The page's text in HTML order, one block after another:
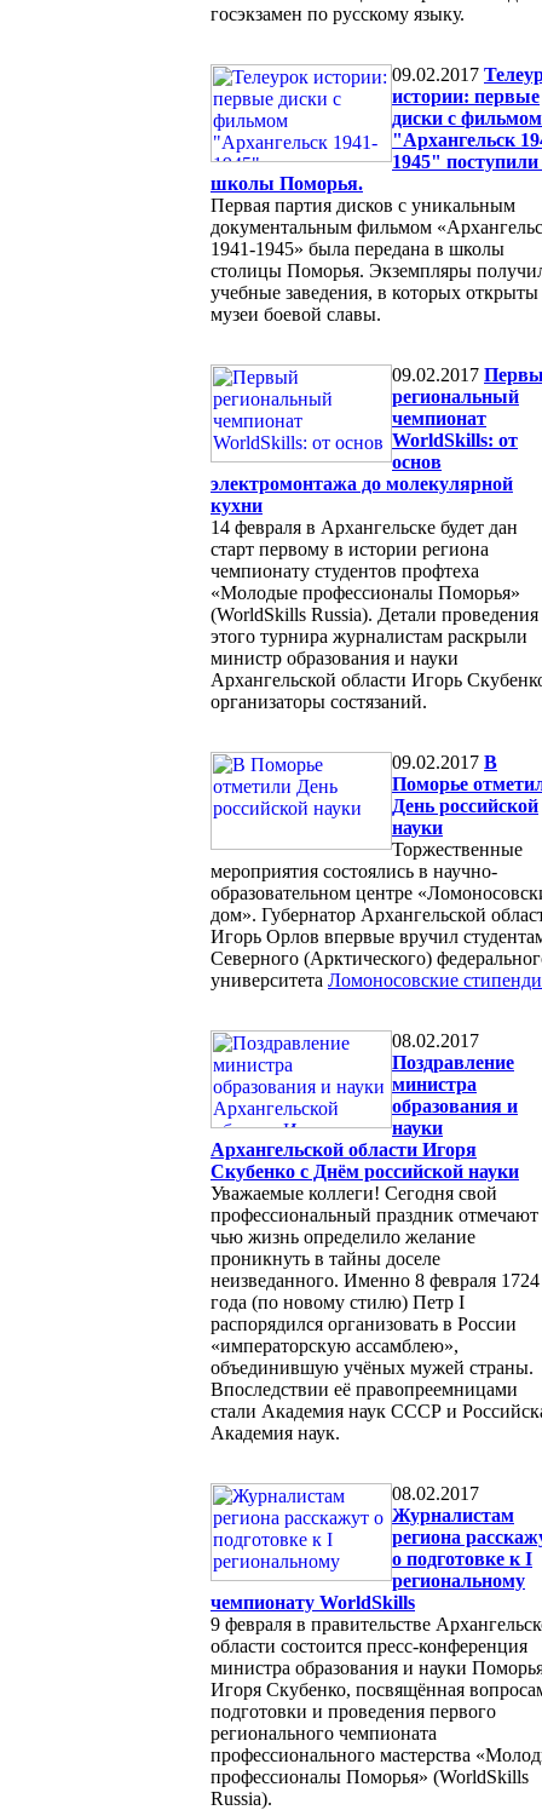
госэкзамен по русскому языку.
09.02.2017
истории: первые
диски с фильмом
"Архангельск
1945" поступили
школы Поморья.
Первая партия дисков с уникальным
документальным фильмом
1941-1945» была передана в школы
столицы Поморья. Экземпляры
учебные заведения, в которых открыты
музеи боевой славы.
09.02.2017
региональный
чемпионат
WorldSkills: от
основ
электромонтажа до молекулярной
кухни
14 февраля в Архангельске будет дан
старт первому в истории региона
чемпионату студентов профтеха
«Молодые профессионалы Поморья»
(WorldSkills Russia). Детали проведения
этого турнира журналистам раскрыли
министр образования и науки
Архангельской области Игорь
организаторы состязаний.
09.02.2017 В
Поморье
День российской
науки
Торжественные
мероприятия состоялись в научно-
образовательном центре
дом». Губернатор Архангельской
Игорь Орлов впервые вручил
Северного (Арктического)
университета Ломоносовские
08.02.2017
Поздравление
министра
образования и
науки
Архангельской области Игоря
Скубенко с Днём российской науки
Уважаемые коллеги! Сегодня свой
профессиональный праздник отмечают
чью жизнь определило желание
проникнуть в тайны доселе
неизведанного. Именно 8 февраля 1724
года (по новому стилю) Петр I
распорядился организовать в России
«императорскую ассамблею»,
объединившую учёных мужей страны.
Впоследствии её правопреемницами
стали Академия наук СССР и
Академия наук.
08.02.2017
Журналистам
региона
о подготовке к I
региональному
чемпионату WorldSkills
9 февраля в правительстве
области состоится пресс-конференция
министра образования и науки
Игоря Скубенко, посвящённая
подготовки и проведения первого
регионального чемпионата
профессионального мастерства
профессионалы Поморья» (WorldSkills
Russia).